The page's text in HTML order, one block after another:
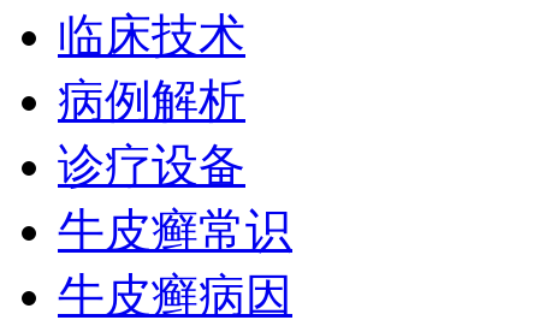
临床技术
病例解析
诊疗设备
牛皮癣常识
牛皮癣病因